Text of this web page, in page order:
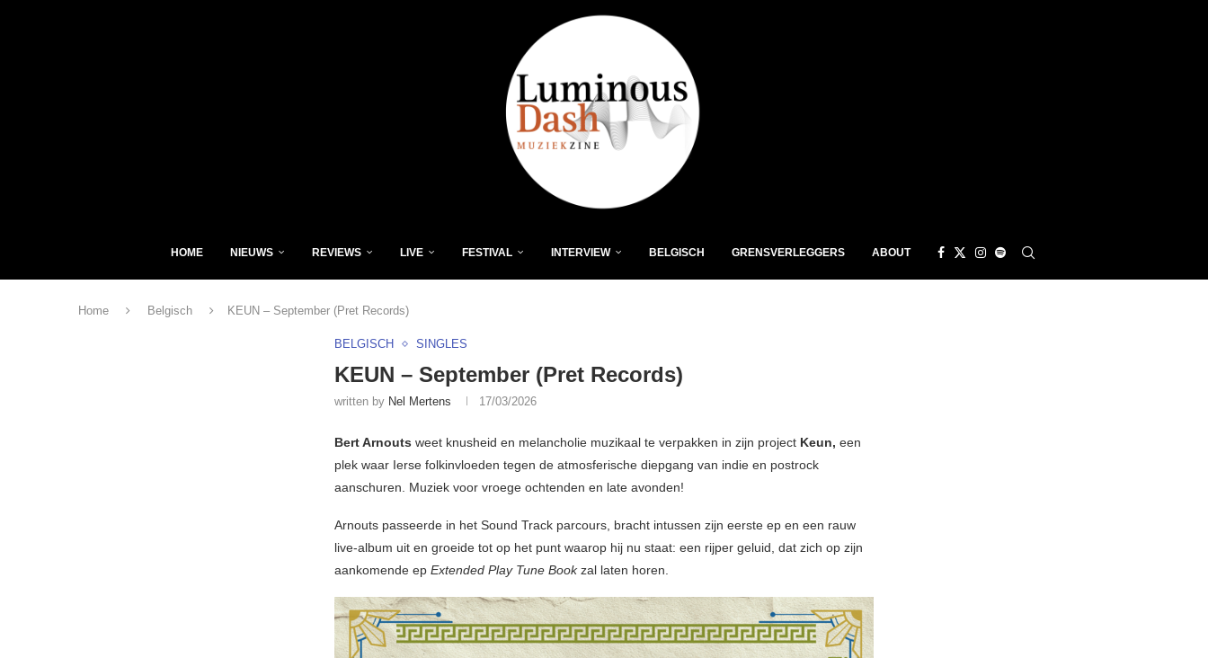
HOME NIEUWS REVIEWS LIVE FESTIVAL INTERVIEW BELGISCH GRENSVERLEGGERS ABOUT
Home Belgisch KEUN – September (Pret Records)
BELGISCH SINGLES
KEUN – September (Pret Records)
written by Nel Mertens 17/03/2026
Bert Arnouts weet knusheid en melancholie muzikaal te verpakken in zijn project Keun, een
plek waar Ierse folkinvloeden tegen de atmosferische diepgang van indie en postrock
aanschuren. Muziek voor vroege ochtenden en late avonden!
Arnouts passeerde in het Sound Track parcours, bracht intussen zijn eerste ep en een rauw
live-album uit en groeide tot op het punt waarop hij nu staat: een rijper geluid, dat zich op zijn
aankomende ep Extended Play Tune Bookzal laten horen.